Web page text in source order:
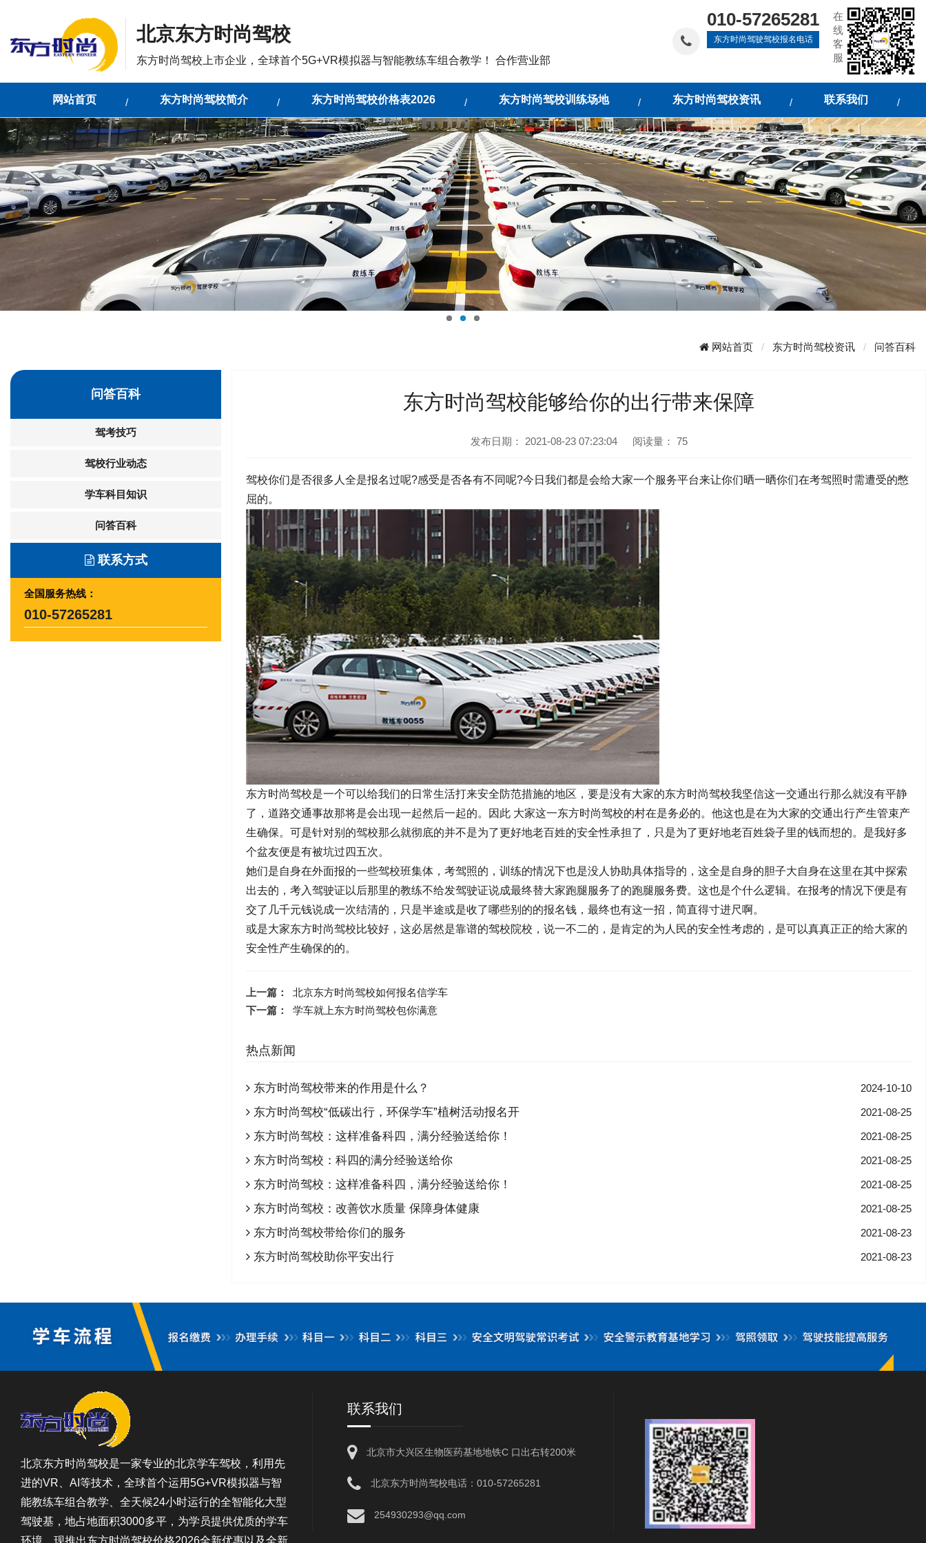
北京东方时尚驾校
东方时尚驾校上市企业，全球首个5G+VR模拟器与智能教练车组合教学！ 合作营业部
010-57265281
东方时尚驾驶驾校报名电话
在
线
客
服
网站首页 东方时尚驾校简介 东方时尚驾校价格表2026 东方时尚驾校训练场地 东方时尚驾校资讯 联系我们
网站首页 东方时尚驾校资讯 问答百科
问答百科
驾考技巧
驾校行业动态
学车科目知识
问答百科
联系方式
全国服务热线：
010-57265281
东方时尚驾校能够给你的出行带来保障
发布日期： 2021-08-23 07:23:04 阅读量： 75
驾校你们是否很多人全是报名过呢?感受是否各有不同呢?今日我们都是会给大家一个服务平台来让你们晒一晒你们在考驾照时需遭受的憋
屈的。
东方时尚驾校是一个可以给我们的日常生活打来安全防范措施的地区，要是没有大家的东方时尚驾校我坚信这一交通出行那么就沒有平静
了，道路交通事故那将是会出现一起然后一起的。因此 大家这一东方时尚驾校的村在是务必的。他这也是在为大家的交通出行产生管束产
生确保。可是针对别的驾校那么就彻底的并不是为了更好地老百姓的安全性承担了，只是为了更好地老百姓袋子里的钱而想的。是我好多
个盆友便是有被坑过四五次。
她们是自身在外面报的一些驾校班集体，考驾照的，训练的情况下也是没人协助具体指导的，这全是自身的胆子大自身在这里在其中探索
出去的，考入驾驶证以后那里的教练不给发驾驶证说成最终替大家跑腿服务了的跑腿服务费。这也是个什么逻辑。在报考的情况下便是有
交了几千元钱说成一次结清的，只是半途或是收了哪些别的的报名钱，最终也有这一招，简直得寸进尺啊。
或是大家东方时尚驾校比较好，这必居然是靠谱的驾校院校，说一不二的，是肯定的为人民的安全性考虑的，是可以真真正正的给大家的
安全性产生确保的的。
上一篇：
北京东方时尚驾校如何报名信学车
下一篇：
学车就上东方时尚驾校包你满意
热点新闻
东方时尚驾校带来的作用是什么？ 2024-10-10
东方时尚驾校“低碳出行，环保学车”植树活动报名开 2021-08-25
东方时尚驾校：这样准备科四，满分经验送给你！ 2021-08-25
东方时尚驾校：科四的满分经验送给你 2021-08-25
东方时尚驾校：这样准备科四，满分经验送给你！ 2021-08-25
东方时尚驾校：改善饮水质量 保障身体健康 2021-08-25
东方时尚驾校带给你们的服务 2021-08-23
东方时尚驾校助你平安出行 2021-08-23
北京东方时尚驾校是一家专业的北京学车驾校，利用先
进的VR、AI等技术，全球首个运用5G+VR模拟器与智
能教练车组合教学、全天候24小时运行的全智能化大型
驾驶基，地占地面积3000多平，为学员提供优质的学车
环境。现推出东方时尚驾校价格2026全新优惠以及全新
联系我们
北京市大兴区生物医药基地地铁C 口出右转200米
北京东方时尚驾校电话：010-57265281
254930293@qq.com